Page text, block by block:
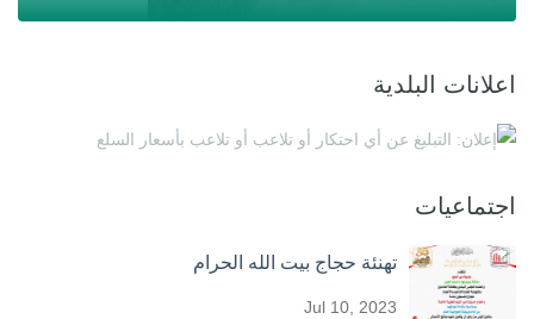
اعلانات البلدية
اجتماعيات
تهنئة حجاج بيت الله الحرام
Jul 10, 2023